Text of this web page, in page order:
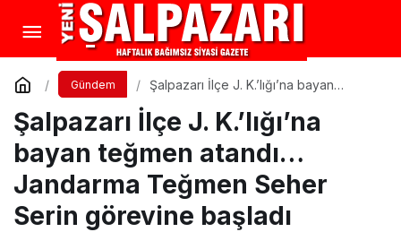
Gündem
Şalpazarı İlçe J. K.’lığı’na bayan
Seher Serin görevine başladı
Şalpazarı İlçe J. K.’lığı’na
bayan teğmen atandı…
Jandarma Teğmen Seher
Serin görevine başladı